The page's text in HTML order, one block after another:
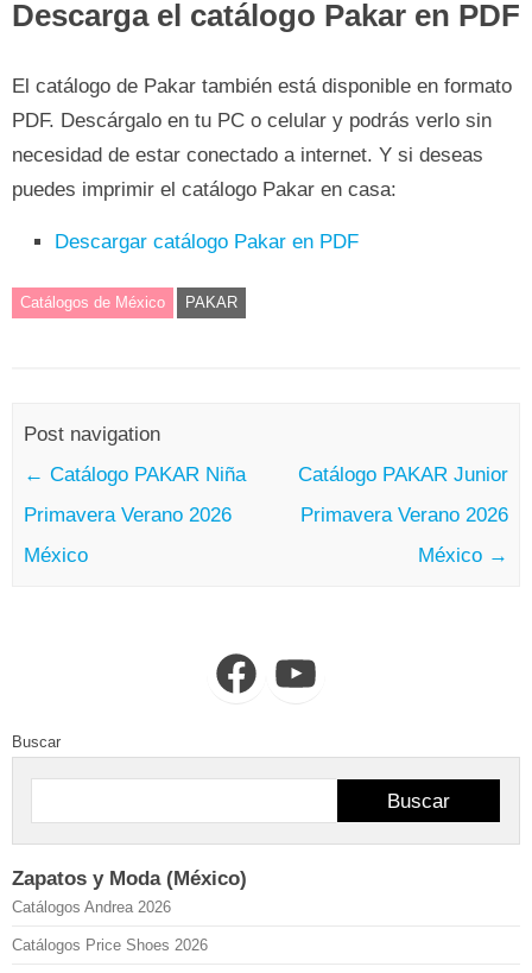
Descarga el catálogo Pakar en PDF
El catálogo de Pakar también está disponible en formato
PDF. Descárgalo en tu PC o celular y podrás verlo sin
necesidad de estar conectado a internet. Y si deseas
puedes imprimir el catálogo Pakar en casa:
Descargar catálogo Pakar en PDF
Catálogos de México PAKAR
Post navigation
← Catálogo PAKAR Niña
Primavera Verano 2026
México
Catálogo PAKAR Junior
Primavera Verano 2026
México →
FacebookYouTube
Buscar
Buscar
Zapatos y Moda (México)
Catálogos Andrea 2026
Catálogos Price Shoes 2026